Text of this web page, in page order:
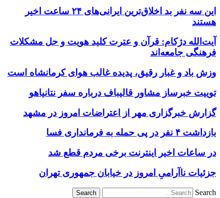
این سه نفر بد اخلاق‌ترین ایرانی‌های ۲۴ ساعت اخیر
هستند
آیت‌الله دژکام: قرآن و عترت کلید هویت و حل مشکلات
فرهنگی جامعه‌اند
وزش باد و غبار رقیق، پدیده غالب هوای کرمانشاه است
توییت خبرساز مشاور قالیباف درباره سفر نتانیاهو
گزارش خبرگزاری مهر از اعتراضات امروز در مشهد
بازداشت ۴ نفر در پی حمله به فرمانداری فسا
در ساعات اخیر اینترنت برخی مردم قطع شد
جزئیات ناآرامیِ امروز در خیابان جمهوری تهران
Search